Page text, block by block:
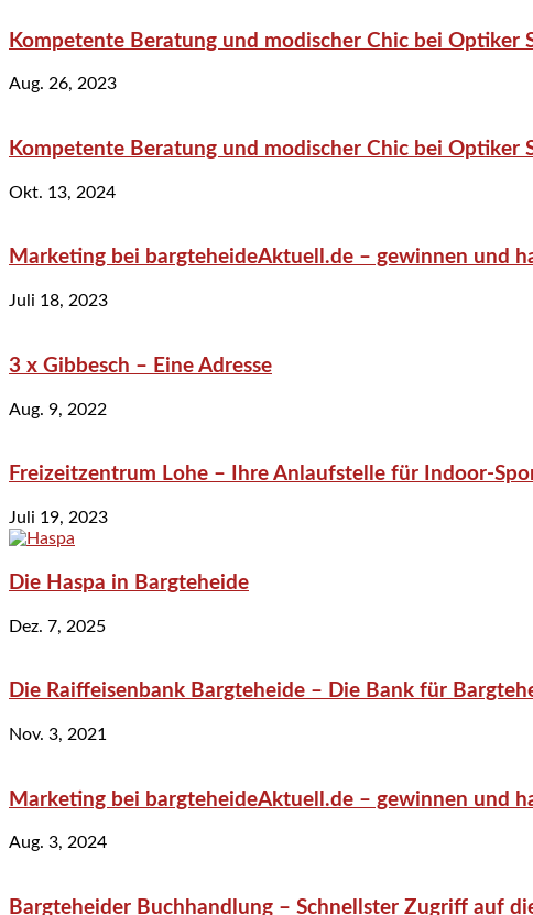
Kompetente Beratung und modischer Chic bei Optiker
Aug. 26, 2023
Kompetente Beratung und modischer Chic bei Optiker
Okt. 13, 2024
Marketing bei bargteheideAktuell.de – gewinnen und
Juli 18, 2023
3 x Gibbesch – Eine Adresse
Aug. 9, 2022
Freizeitzentrum Lohe – Ihre Anlaufstelle für Indoor-
Juli 19, 2023
Die Haspa in Bargteheide
Dez. 7, 2025
Die Raiffeisenbank Bargteheide – Die Bank für
Nov. 3, 2021
Marketing bei bargteheideAktuell.de – gewinnen und
Aug. 3, 2024
Bargteheider Buchhandlung – Schnellster Zugriff auf